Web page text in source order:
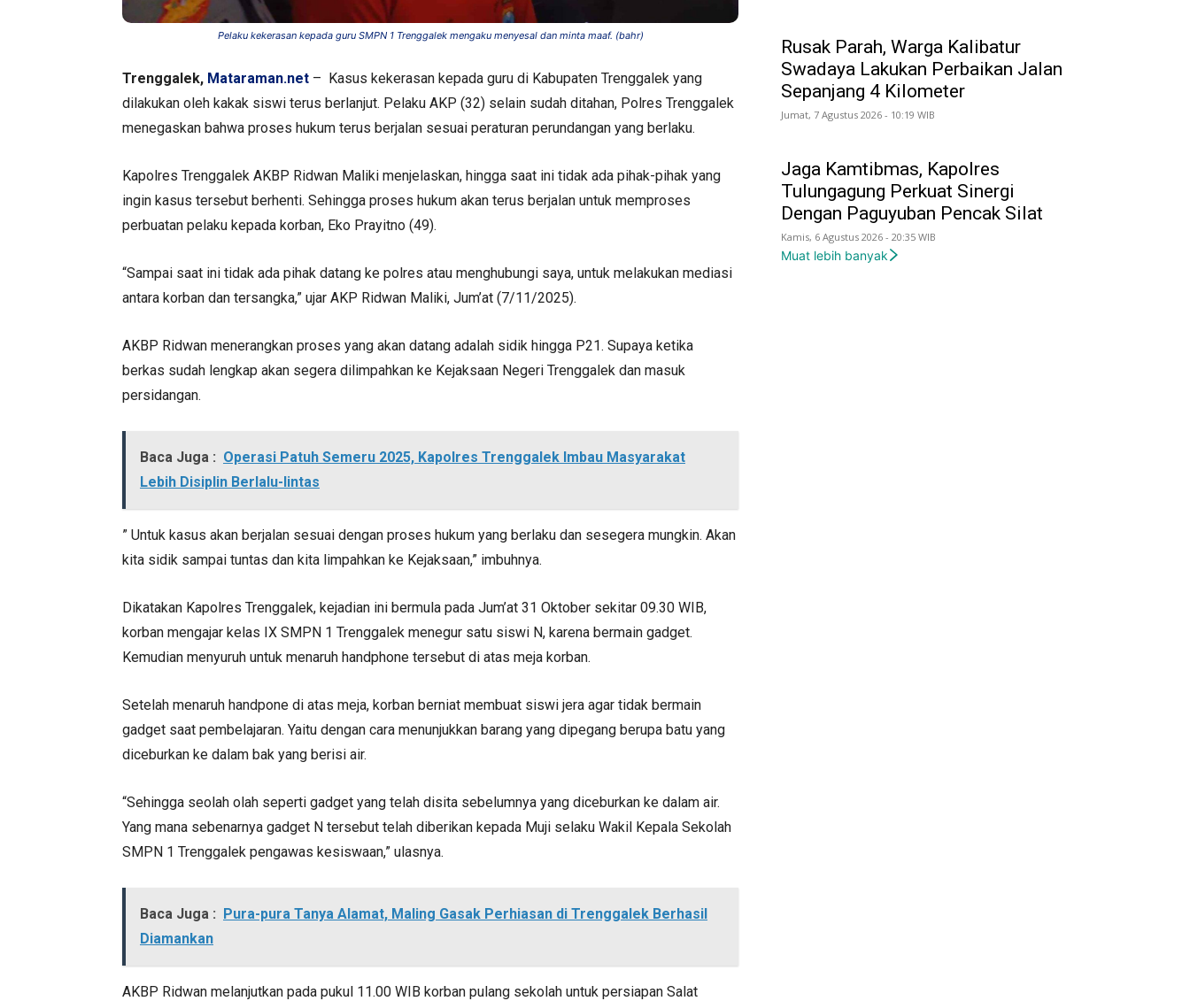
Pelaku kekerasan kepada guru SMPN 1 Trenggalek mengaku menyesal dan minta maaf. (bahr)
Trenggalek, Mataraman.net – Kasus kekerasan kepada guru di Kabupaten Trenggalek yang
dilakukan oleh kakak siswi terus berlanjut. Pelaku AKP (32) selain sudah ditahan, Polres Trenggalek
menegaskan bahwa proses hukum terus berjalan sesuai peraturan perundangan yang berlaku.
Kapolres Trenggalek AKBP Ridwan Maliki menjelaskan, hingga saat ini tidak ada pihak-pihak yang
ingin kasus tersebut berhenti. Sehingga proses hukum akan terus berjalan untuk memproses
perbuatan pelaku kepada korban, Eko Prayitno (49).
“Sampai saat ini tidak ada pihak datang ke polres atau menghubungi saya, untuk melakukan mediasi
antara korban dan tersangka,” ujar AKP Ridwan Maliki, Jum’at (7/11/2025).
AKBP Ridwan menerangkan proses yang akan datang adalah sidik hingga P21. Supaya ketika
berkas sudah lengkap akan segera dilimpahkan ke Kejaksaan Negeri Trenggalek dan masuk
persidangan.
Baca Juga : Operasi Patuh Semeru 2025, Kapolres Trenggalek Imbau Masyarakat
Lebih Disiplin Berlalu-lintas
” Untuk kasus akan berjalan sesuai dengan proses hukum yang berlaku dan sesegera mungkin. Akan
kita sidik sampai tuntas dan kita limpahkan ke Kejaksaan,” imbuhnya.
Dikatakan Kapolres Trenggalek, kejadian ini bermula pada Jum’at 31 Oktober sekitar 09.30 WIB,
korban mengajar kelas IX SMPN 1 Trenggalek menegur satu siswi N, karena bermain gadget.
Kemudian menyuruh untuk menaruh handphone tersebut di atas meja korban.
Setelah menaruh handpone di atas meja, korban berniat membuat siswi jera agar tidak bermain
gadget saat pembelajaran. Yaitu dengan cara menunjukkan barang yang dipegang berupa batu yang
diceburkan ke dalam bak yang berisi air.
“Sehingga seolah olah seperti gadget yang telah disita sebelumnya yang diceburkan ke dalam air.
Yang mana sebenarnya gadget N tersebut telah diberikan kepada Muji selaku Wakil Kepala Sekolah
SMPN 1 Trenggalek pengawas kesiswaan,” ulasnya.
Baca Juga : Pura-pura Tanya Alamat, Maling Gasak Perhiasan di Trenggalek Berhasil
Diamankan
AKBP Ridwan melanjutkan pada pukul 11.00 WIB korban pulang sekolah untuk persiapan Salat
Rusak Parah, Warga Kalibatur
Swadaya Lakukan Perbaikan Jalan
Sepanjang 4 Kilometer
Jumat, 7 Agustus 2026 - 10:19 WIB
Jaga Kamtibmas, Kapolres
Tulungagung Perkuat Sinergi
Dengan Paguyuban Pencak Silat
Kamis, 6 Agustus 2026 - 20:35 WIB
Muat lebih banyak